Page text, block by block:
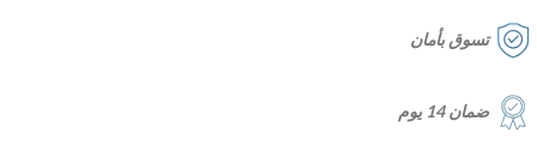
تسوق بأمان
ضمان 14 يوم